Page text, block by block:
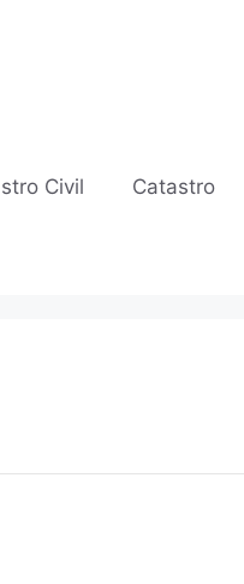
Civil Catastro